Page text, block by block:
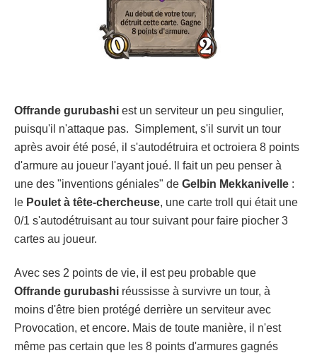
Offrande gurubashi est un serviteur un peu singulier,
puisqu'il n'attaque pas. Simplement, s'il survit un tour
après avoir été posé, il s'autodétruira et octroiera 8 points
d'armure au joueur l'ayant joué. Il fait un peu penser à
une des "inventions géniales" de Gelbin Mekkanivelle :
le Poulet à tête-chercheuse, une carte troll qui était une
0/1 s'autodétruisant au tour suivant pour faire piocher 3
cartes au joueur.
Avec ses 2 points de vie, il est peu probable que
Offrande gurubashi réussisse à survivre un tour, à
moins d'être bien protégé derrière un serviteur avec
Provocation, et encore. Mais de toute manière, il n'est
même pas certain que les 8 points d'armures gagnés